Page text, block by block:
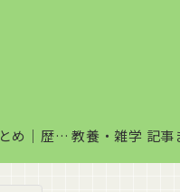
歴史・思想まとめ｜歴史上の出来事や思想・哲学をわかりやすく解説